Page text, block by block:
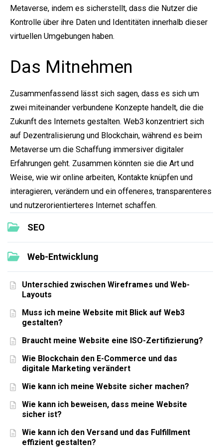
SEO
Web-Entwicklung
Unterschied zwischen Wireframes und Web-
Layouts
Muss ich meine Website mit Blick auf Web3
gestalten?
Braucht meine Website eine ISO-Zertifizierung?
Wie Blockchain den E-Commerce und das
digitale Marketing verändert
Wie kann ich meine Website sicher machen?
Wie kann ich beweisen, dass meine Website
sicher ist?
Wie kann ich den Versand und das Fulfillment
effizient gestalten?
Metaverse, indem es sicherstellt, dass die Nutzer die
Kontrolle über ihre Daten und Identitäten innerhalb dieser
virtuellen Umgebungen haben.
Das Mitnehmen
Zusammenfassend lässt sich sagen, dass es sich um
zwei miteinander verbundene Konzepte handelt, die die
Zukunft des Internets gestalten. Web3 konzentriert sich
auf Dezentralisierung und Blockchain, während es beim
Metaverse um die Schaffung immersiver digitaler
Erfahrungen geht. Zusammen könnten sie die Art und
Weise, wie wir online arbeiten, Kontakte knüpfen und
interagieren, verändern und ein offeneres, transparenteres
und nutzerorientierteres Internet schaffen.